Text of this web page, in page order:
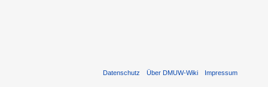
Datenschutz Über DMUW-Wiki Impressum